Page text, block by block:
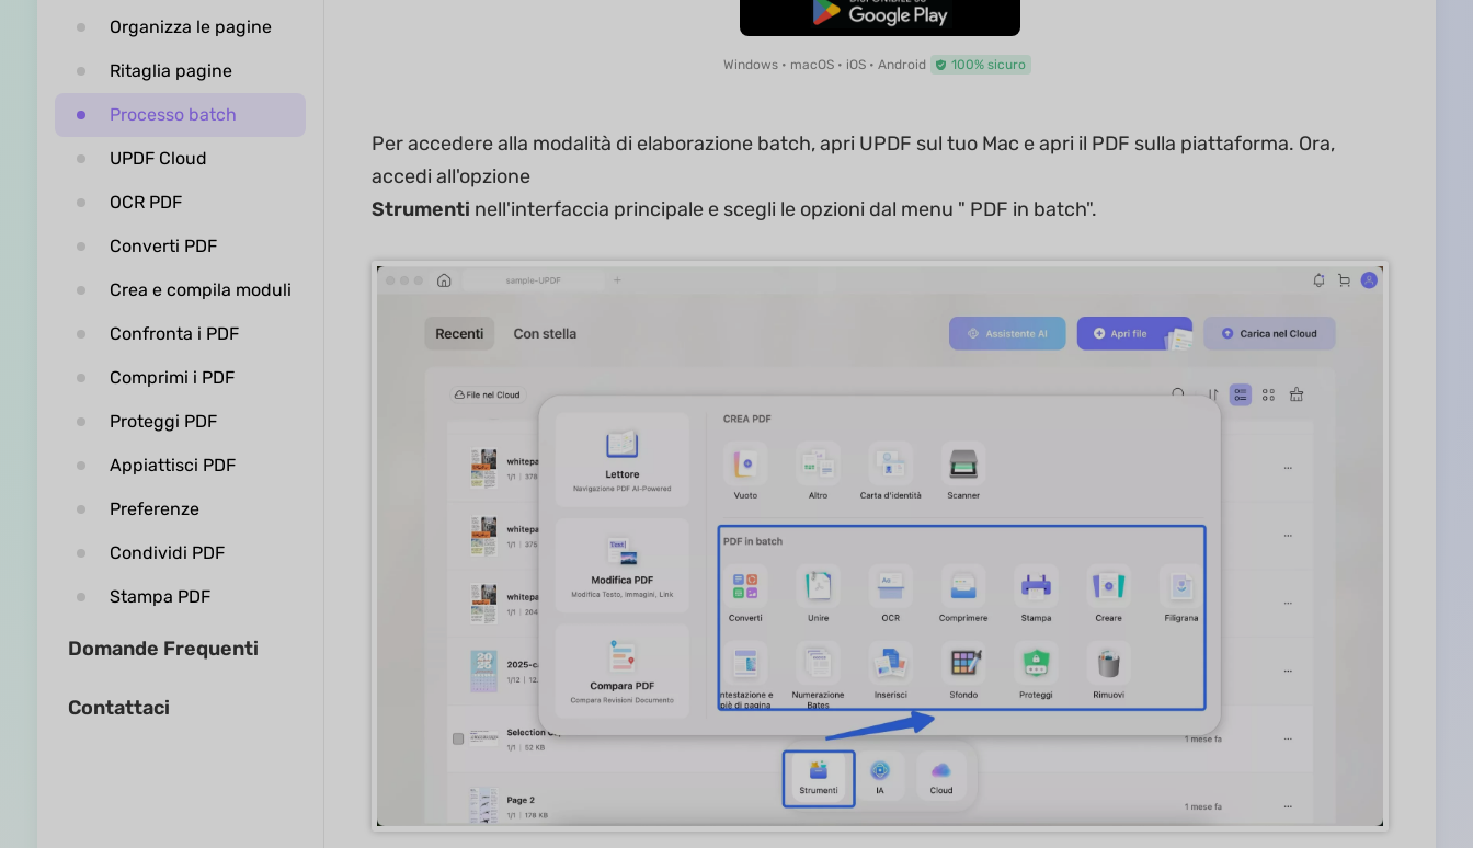
Organizza le pagine
Ritaglia pagine
Processo batch
UPDF Cloud
OCR PDF
Converti PDF
Crea e compila moduli
Confronta i PDF
Comprimi i PDF
Proteggi PDF
Appiattisci PDF
Preferenze
Condividi PDF
Stampa PDF
Domande Frequenti
Contattaci
Download Gratis
Windows • macOS • iOS • Android 100% sicuro
Per accedere alla modalità di elaborazione batch, apri UPDF sul tuo Mac e apri il PDF sulla piattaforma. Ora,
accedi all'opzione
Strumenti nell'interfaccia principale e scegli le opzioni dal menu " PDF in batch".